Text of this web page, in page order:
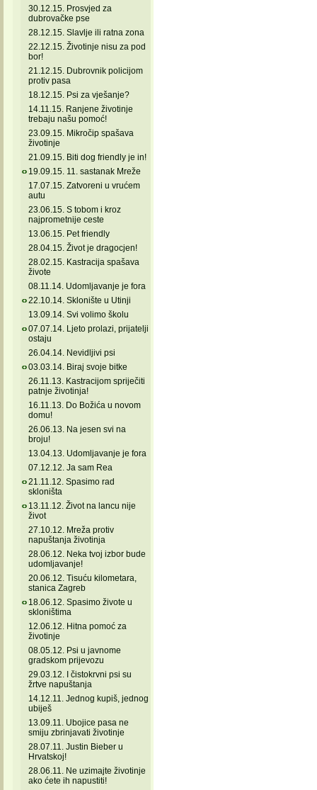
30.12.15. Prosvjed za
dubrovačke pse
28.12.15. Slavlje ili ratna zona
22.12.15. Životinje nisu za pod
bor!
21.12.15. Dubrovnik policijom
protiv pasa
18.12.15. Psi za vješanje?
14.11.15. Ranjene životinje
trebaju našu pomoć!
23.09.15. Mikročip spašava
životinje
21.09.15. Biti dog friendly je in!
19.09.15. 11. sastanak Mreže
17.07.15. Zatvoreni u vrućem
autu
23.06.15. S tobom i kroz
najprometnije ceste
13.06.15. Pet friendly
28.04.15. Život je dragocjen!
28.02.15. Kastracija spašava
živote
08.11.14. Udomljavanje je fora
22.10.14. Sklonište u Utinji
13.09.14. Svi volimo školu
07.07.14. Ljeto prolazi, prijatelji
ostaju
26.04.14. Nevidljivi psi
03.03.14. Biraj svoje bitke
26.11.13. Kastracijom spriječiti
patnje životinja!
16.11.13. Do Božića u novom
domu!
26.06.13. Na jesen svi na
broju!
13.04.13. Udomljavanje je fora
07.12.12. Ja sam Rea
21.11.12. Spasimo rad
skloništa
13.11.12. Život na lancu nije
život
27.10.12. Mreža protiv
napuštanja životinja
28.06.12. Neka tvoj izbor bude
udomljavanje!
20.06.12. Tisuću kilometara,
stanica Zagreb
18.06.12. Spasimo živote u
skloništima
12.06.12. Hitna pomoć za
životinje
08.05.12. Psi u javnome
gradskom prijevozu
29.03.12. I čistokrvni psi su
žrtve napuštanja
14.12.11. Jednog kupiš, jednog
ubiješ
13.09.11. Ubojice pasa ne
smiju zbrinjavati životinje
28.07.11. Justin Bieber u
Hrvatskoj!
28.06.11. Ne uzimajte životinje
ako ćete ih napustiti!